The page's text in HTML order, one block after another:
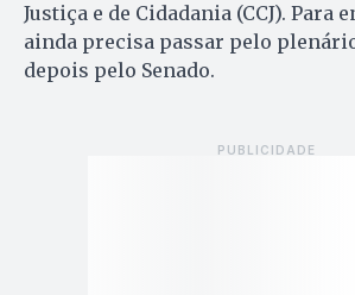
Justiça e de Cidadania (CCJ). Para
ainda precisa passar pelo
depois pelo Senado.